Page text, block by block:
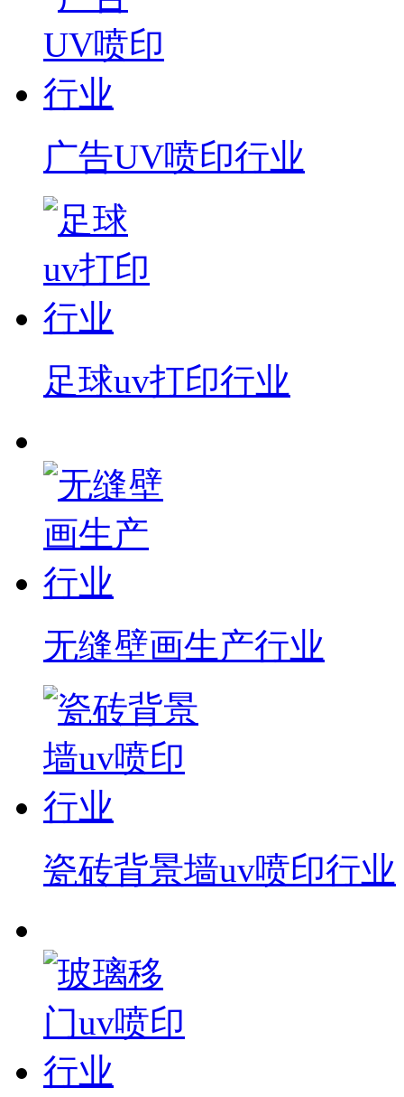
广告UV喷印行业
足球uv打印行业
无缝壁画生产行业
瓷砖背景墙uv喷印行业